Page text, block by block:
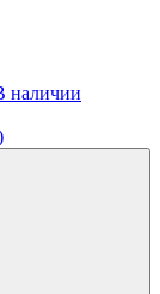
наличии